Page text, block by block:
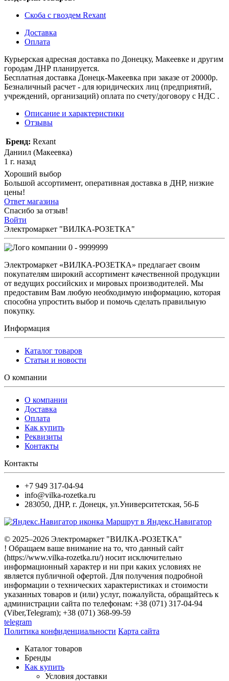
Скоба с гвоздем Rexant
Доставка
Оплата
Курьерская адресная доставка по Донецку, Макеевке и другим
городам ДНР планируется.
Бесплатная доставка Донецк-Макеевка при заказе от 20000р.
Безналичный расчет - для юридических лиц (предприятий,
учреждений, организаций) оплата по счету/договору с НДС .
Описание и характеристики
Отзывы
Бренд: Rexant
Даниил (Макеевка)
1 г. назад
Хороший выбор
Большой ассортимент, оперативная доставка в ДНР, низкие
цены!
Ответ магазина
Спасибо за отзыв!
Войти
Электромаркет "ВИЛКА-РОЗЕТКА"
0 - 9999999
Электромаркет «ВИЛКА-РОЗЕТКА» предлагает своим
покупателям широкий ассортимент качественной продукции
от ведущих российских и мировых производителей. Мы
предоставим Вам любую необходимую информацию, которая
способна упростить выбор и помочь сделать правильную
покупку.
Информация
Каталог товаров
Статьи и новости
О компании
О компании
Доставка
Оплата
Как купить
Реквизиты
Контакты
Контакты
+7 949 317-04-94
info@vilka-rozetka.ru
283050, ДНР, г. Донецк, ул.Университетская, 56-Б
Маршрут в Яндекс.Навигатор
© 2025–2026 Электромаркет "ВИЛКА-РОЗЕТКА"
! Обращаем ваше внимание на то, что данный сайт
(https://www.vilka-rozetka.ru/) носит исключительно
информационный характер и ни при каких условиях не
является публичной офертой. Для получения подробной
информации о технических характеристиках и стоимости
указанных товаров и (или) услуг, пожалуйста, обращайтесь к
администрации сайта по телефонам: +38 (071) 317-04-94
(Viber,Telegram); +38 (071) 368-99-59
telegram
Политика конфиденциальности Карта сайта
Каталог товаров
Бренды
Как купить
Условия доставки